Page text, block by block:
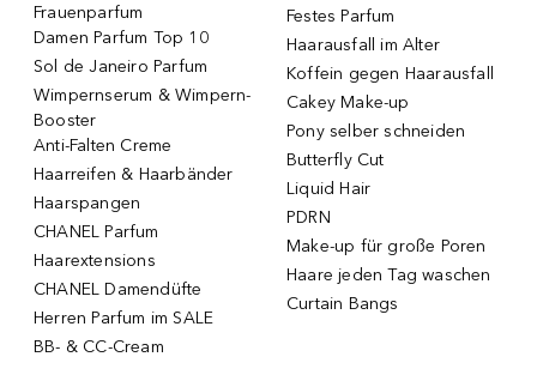
Frauenparfum
Damen Parfum Top 10
Sol de Janeiro Parfum
Wimpernserum & Wimpern-
Booster
Anti-Falten Creme
Haarreifen & Haarbänder
Haarspangen
CHANEL Parfum
Haarextensions
CHANEL Damendüfte
Herren Parfum im SALE
BB- & CC-Cream
Festes Parfum
Haarausfall im Alter
Koffein gegen Haarausfall
Cakey Make-up
Pony selber schneiden
Butterfly Cut
Liquid Hair
PDRN
Make-up für große Poren
Haare jeden Tag waschen
Curtain Bangs